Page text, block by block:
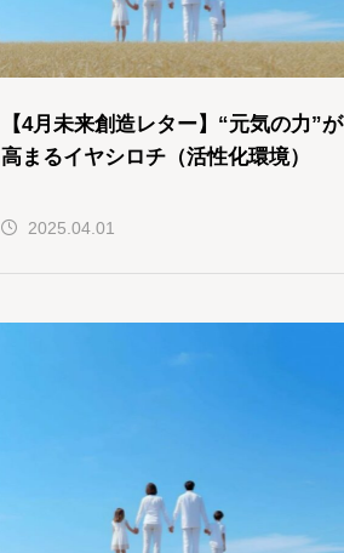
【4月未来創造レター】“元気の力”が
高まるイヤシロチ（活性化環境）
2025.04.01